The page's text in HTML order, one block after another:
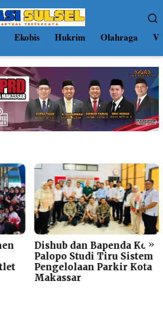
Ekobis Hukrim Olahraga
»
Dishub dan Bapenda Kota
Palopo Studi Tiru Sistem
Pengelolaan Parkir Kota
Makassar